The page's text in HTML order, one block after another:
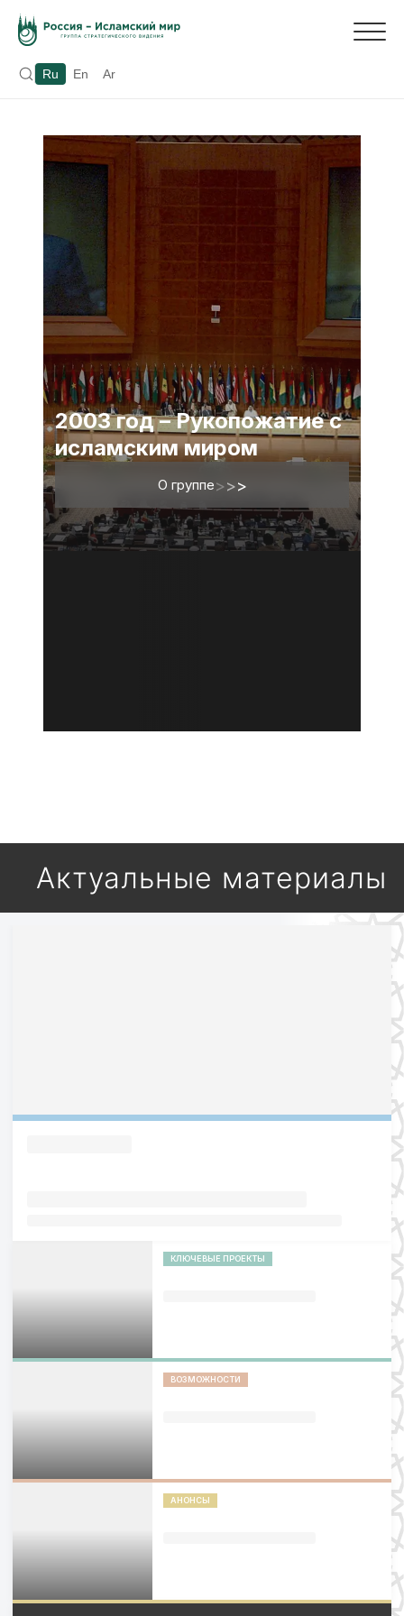
Ru En Ar
2003 год – Рукопожатие с
исламским миром
О группе>>>
Актуальные материалы
КЛЮЧЕВЫЕ ПРОЕКТЫ
ВОЗМОЖНОСТИ
АНОНСЫ